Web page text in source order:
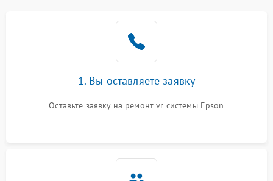
1. Вы оставляете заявку
Оставьте заявку на ремонт vr системы Epson